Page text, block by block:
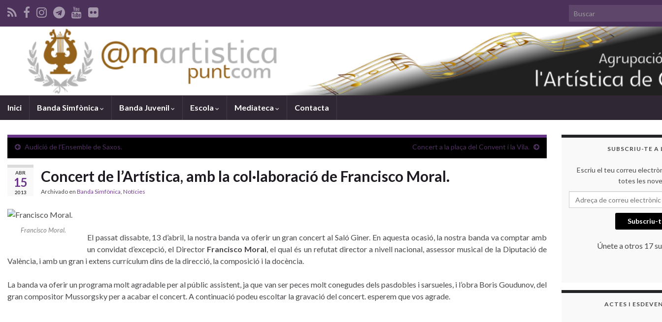
Search for:
Inici Banda Simfònica Banda Juvenil Escola Mediateca Contacta
Audició de l’Ensemble de Saxos. Concert a la plaça del Convent i la Vila.
ABR
15
2013
Concert de l’Artística, amb la col·laboració de Francisco Moral.
Archivado en Banda Simfònica, Notícies
Francisco Moral.
El passat dissabte, 13 d’abril, la nostra banda va oferir un gran concert al Saló Giner. En aquesta ocasió, la nostra banda va comptar amb
un convidat d’excepció, el Director Francisco Moral, el qual és un refutat director a nivell nacional, assessor musical de la Diputació de
València, i amb un gran i extens currículum dins de la direcció, la composició i la docència.
La banda va oferir un programa molt agradable per al públic assistent, ja que van ser peces molt conegudes dels pasdobles i sarsueles, i l’obra Boris Goudunov, del
gran compositor Mussorgsky per a acabar el concert. A continuació podeu escoltar la gravació del concert. esperem que vos agrade.
SUBSCRIU-TE A
Escriu el teu correu
totes les
Subscriu-
Únete a otros 17
ACTES I